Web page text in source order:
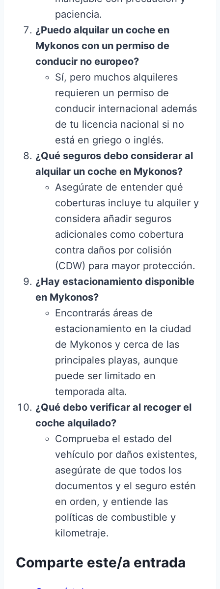
paciencia.
¿Puedo alquilar un coche en
Mykonos con un permiso de
conducir no europeo?
Sí, pero muchos alquileres
requieren un permiso de
conducir internacional además
de tu licencia nacional si no
está en griego o inglés.
¿Qué seguros debo considerar al
alquilar un coche en Mykonos?
Asegúrate de entender qué
coberturas incluye tu alquiler y
considera añadir seguros
adicionales como cobertura
contra daños por colisión
(CDW) para mayor protección.
¿Hay estacionamiento disponible
en Mykonos?
Encontrarás áreas de
estacionamiento en la ciudad
de Mykonos y cerca de las
principales playas, aunque
puede ser limitado en
temporada alta.
¿Qué debo verificar al recoger el
coche alquilado?
Comprueba el estado del
vehículo por daños existentes,
asegúrate de que todos los
documentos y el seguro estén
en orden, y entiende las
políticas de combustible y
kilometraje.
Comparte este/a entrada